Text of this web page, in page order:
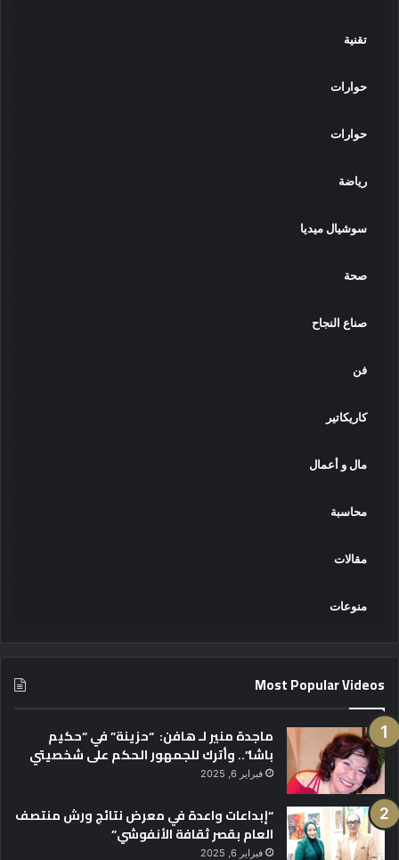
تقنية
حوارات
حوارات
رياضة
سوشيال ميديا
صحة
صناع النجاح
فن
كاريكاتير
مال و أعمال
محاسبة
مقالات
منوعات
Most Popular Videos
ماجدة منير لـ هافن: “حزينة” في “حكيم
باشا”.. وأترك للجمهور الحكم على شخصيتي
فبراير 6, 2025
“إبداعات واعدة في معرض نتائج ورش منتصف
العام بقصر ثقافة الأنفوشي”
فبراير 6, 2025